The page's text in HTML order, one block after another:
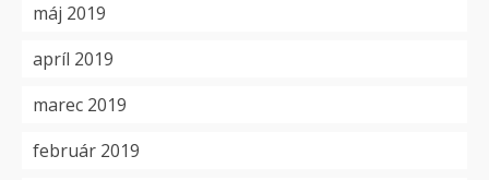
máj 2019
apríl 2019
marec 2019
február 2019